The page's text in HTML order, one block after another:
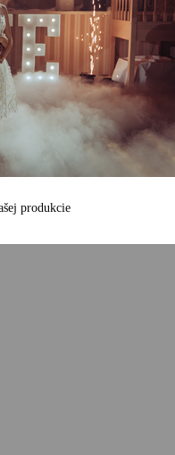
produkcie